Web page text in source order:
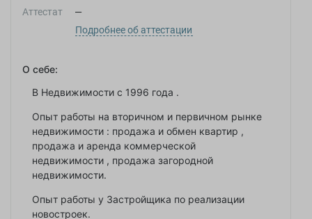
Аттестат
—
Подробнее об аттестации
О себе:
В Недвижимости с 1996 года .
Опыт работы на вторичном и первичном рынке
недвижимости : продажа и обмен квартир ,
продажа и аренда коммерческой
недвижимости , продажа загородной
недвижимости.
Опыт работы у Застройщика по реализации
новостроек.